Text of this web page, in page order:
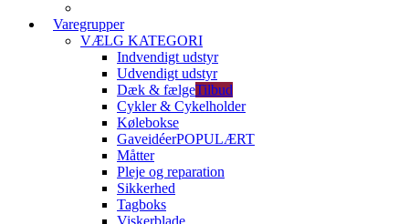
Varegrupper
VÆLG KATEGORI
Indvendigt udstyr
Udvendigt udstyr
Dæk & fælgeTilbud
Cykler & Cykelholder
Kølebokse
GaveidéerPOPULÆRT
Måtter
Pleje og reparation
Sikkerhed
Tagboks
Viskerblade